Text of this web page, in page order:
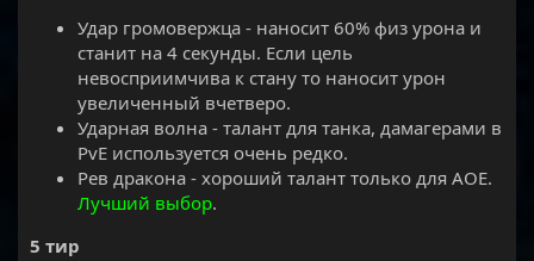
Удар громовержца - наносит 60% физ урона и
станит на 4 секунды. Если цель
невосприимчива к стану то наносит урон
увеличенный вчетверо.
Ударная волна - талант для танка, дамагерами в
PvE используется очень редко.
Рев дракона - хороший талант только для АОЕ.
Лучший выбор.
5 тир